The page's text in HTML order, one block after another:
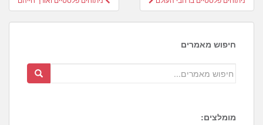
navigation
חיפוש מאמרים
מומלצים: